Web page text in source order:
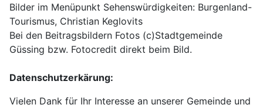
Bilder im Menüpunkt Sehenswürdigkeiten: Burgenland-
Tourismus, Christian Keglovits
Bei den Beitragsbildern Fotos (c)Stadtgemeinde
Güssing bzw. Fotocredit direkt beim Bild.
Datenschutzerkärung:
Vielen Dank für Ihr Interesse an unserer Gemeinde und